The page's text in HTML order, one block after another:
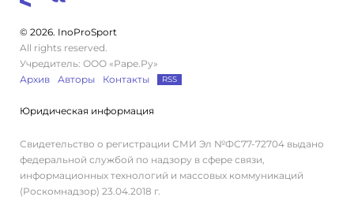
© 2026. InoProSport
All rights reserved.
Учредитель: ООО «Раре.Ру»
Архив
Авторы Контакты RSS
Юридическая информация
Свидетельство о регистрации СМИ Эл №ФС77-72704 выдано
федеральной службой по надзору в сфере связи,
информационных технологий и массовых коммуникаций
(Роскомнадзор) 23.04.2018 г.